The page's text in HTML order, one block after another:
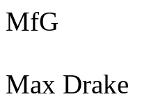
MfG
Max Drake